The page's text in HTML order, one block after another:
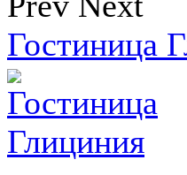
Гостиница